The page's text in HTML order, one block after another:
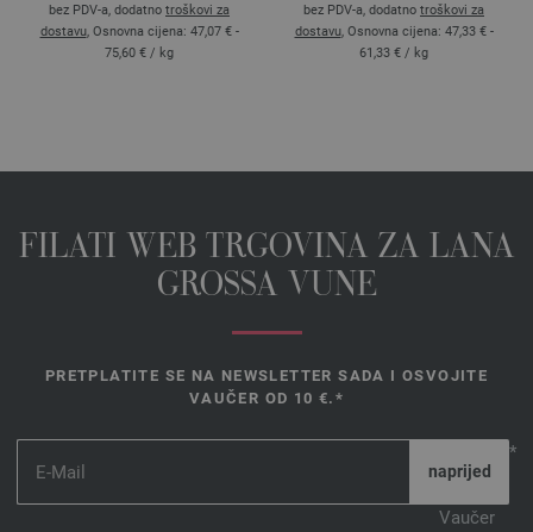
bez PDV-a, dodatno troškovi za
dostavu, Osnovna cijena: 47,07 € -
75,60 € / kg
bez PDV-a, dodatno troškovi za
dostavu, Osnovna cijena: 47,33 € -
61,33 € / kg
FILATI WEB TRGOVINA ZA LANA
GROSSA VUNE
PRETPLATITE SE NA NEWSLETTER SADA I OSVOJITE
VAUČER OD 10 €.*
*
Vaučer